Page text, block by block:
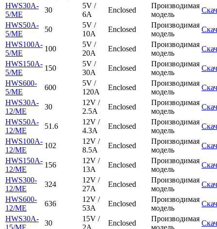
HWS30A-
5/ME
30
5V /
6A
Enclosed
Производимая
модель
HWS50A-
5/ME
50
5V /
10A
Enclosed
Производимая
модель
HWS100A-
5/ME
100
5V /
20A
Enclosed
Производимая
модель
HWS150A-
5/ME
150
5V /
30A
Enclosed
Производимая
модель
HWS600-
5/ME
600
5V /
120A
Enclosed
Производимая
модель
HWS30A-
12/ME
30
12V /
2.5A
Enclosed
Производимая
модель
HWS50A-
12/ME
51.6
12V /
4.3A
Enclosed
Производимая
модель
HWS100A-
12/ME
102
12V /
8.5A
Enclosed
Производимая
модель
HWS150A-
12/ME
156
12V /
13A
Enclosed
Производимая
модель
HWS300-
12/ME
324
12V /
27A
Enclosed
Производимая
модель
HWS600-
12/ME
636
12V /
53A
Enclosed
Производимая
модель
HWS30A-
15/ME
30
15V /
2A
Enclosed
Производимая
модель